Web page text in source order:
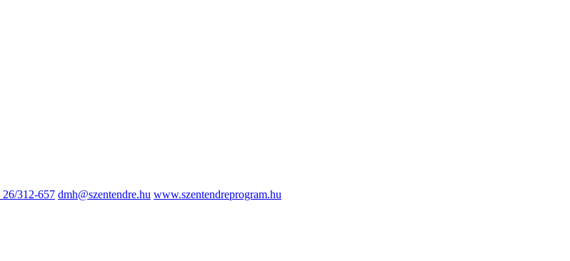
26/312-657 dmh@szentendre.hu www.szentendreprogram.hu